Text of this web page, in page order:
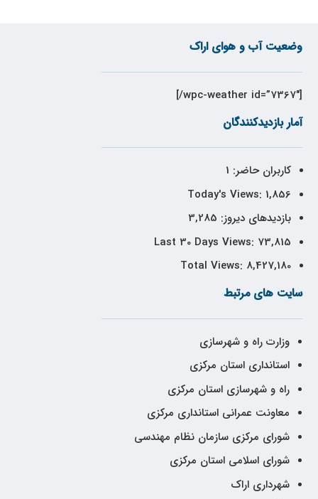
وضعیت آب و هوای اراک
[wpc-weather id=”7367″/]
آمار بازدیدکنندگان
کاربران حاضر: 1
Today's Views: 1,856
بازدیدهای دیروز: 3,285
Last 30 Days Views: 73,815
Total Views: 8,427,180
سایت های مرتبط
وزارت راه و شهرسازی
استانداری استان مرکزی
راه و شهرسازی استان مرکزی
معاونت عمرانی استانداری مرکزی
شورای مرکزی سازمان نظام مهندسی
شورای اسلامی استان مرکزی
شهرداری اراک